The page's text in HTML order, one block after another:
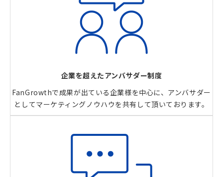
企業を超えたアンバサダー制度
FanGrowthで成果が出ている企業様を中心に、アンバサダー
としてマーケティングノウハウを共有して頂いております。